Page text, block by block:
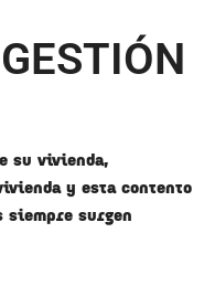
su vivienda,
y esta contento
siempre surgen